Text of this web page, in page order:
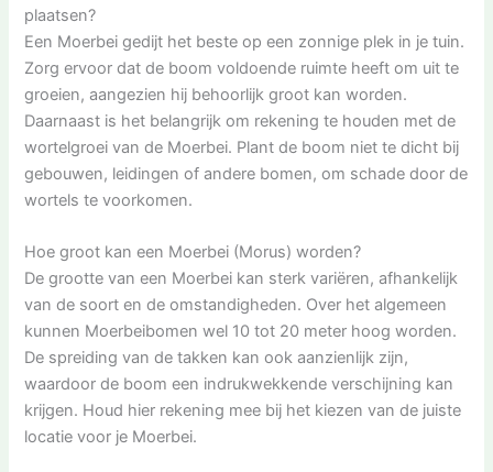
plaatsen?
Een Moerbei gedijt het beste op een zonnige plek in je tuin.
Zorg ervoor dat de boom voldoende ruimte heeft om uit te
groeien, aangezien hij behoorlijk groot kan worden.
Daarnaast is het belangrijk om rekening te houden met de
wortelgroei van de Moerbei. Plant de boom niet te dicht bij
gebouwen, leidingen of andere bomen, om schade door de
wortels te voorkomen.
Hoe groot kan een Moerbei (Morus) worden?
De grootte van een Moerbei kan sterk variëren, afhankelijk
van de soort en de omstandigheden. Over het algemeen
kunnen Moerbeibomen wel 10 tot 20 meter hoog worden.
De spreiding van de takken kan ook aanzienlijk zijn,
waardoor de boom een indrukwekkende verschijning kan
krijgen. Houd hier rekening mee bij het kiezen van de juiste
locatie voor je Moerbei.